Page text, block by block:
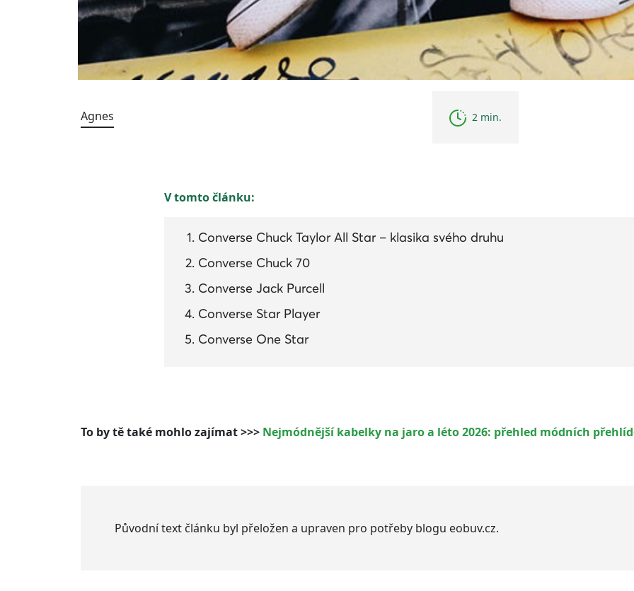
Agnes 2 min.
V tomto článku:
Converse Chuck Taylor All Star – klasika svého druhu
Converse Chuck 70
Converse Jack Purcell
Converse Star Player
Converse One Star
To by tě také mohlo zajímat >>> Nejmódnější kabelky na jaro a léto 2026: přehled módních
Původní text článku byl přeložen a upraven pro potřeby blogu eobuv.cz.